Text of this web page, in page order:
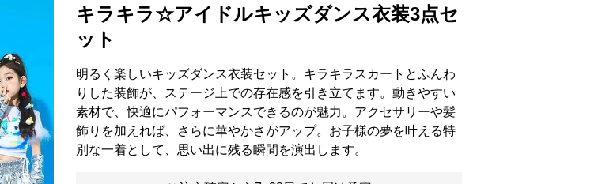
キラキラ☆アイドルキッズダンス衣装3点セ
ット
明るく楽しいキッズダンス衣装セット。キラキラスカートとふんわ
りした装飾が、ステージ上での存在感を引き立てます。動きやすい
素材で、快適にパフォーマンスできるのが魅力。アクセサリーや髪
飾りを加えれば、さらに華やかさがアップ。お子様の夢を叶える特
別な一着として、思い出に残る瞬間を演出します。